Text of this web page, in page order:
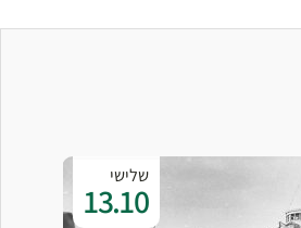
שלישי
13.10